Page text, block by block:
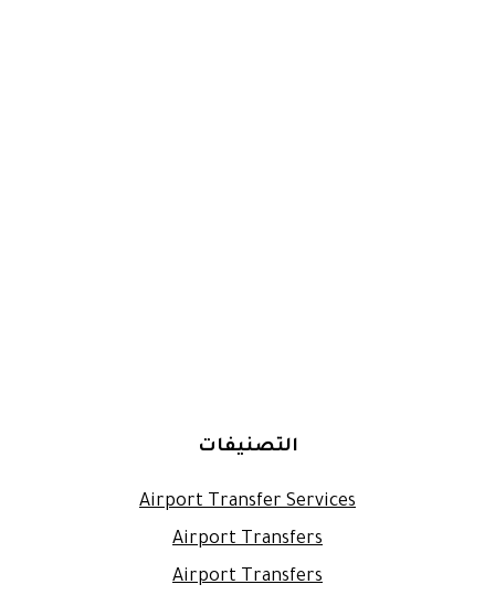
التصنيفات
Airport Transfer Services
Airport Transfers
Airport Transfers